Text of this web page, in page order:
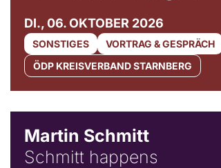
DI., 06. OKTOBER 2026
SONSTIGES
VORTRAG & GESPRÄCH
ÖDP KREISVERBAND STARNBERG
Martin Schmitt
Schmitt happens